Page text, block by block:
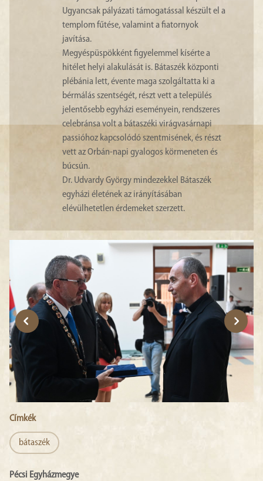
Ugyancsak pályázati támogatással készült el a
templom fűtése, valamint a fiatornyok
javítása.
Megyéspüspökként figyelemmel kísérte a
hitélet helyi alakulását is. Bátaszék központi
plébánia lett, évente maga szolgáltatta ki a
bérmálás szentségét, részt vett a település
jelentősebb egyházi eseményein, rendszeres
celebránsa volt a bátaszéki virágvasárnapi
passióhoz kapcsolódó szentmisének, és részt
vett az Orbán-napi gyalogos körmeneten és
búcsún.
Dr. Udvardy György mindezekkel Bátaszék
egyházi életének az irányításában
elévülhetetlen érdemeket szerzett.
Címkék
bátaszék
Pécsi Egyházmegye